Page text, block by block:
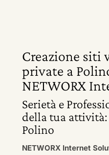
Creazione siti
private a
NETWORX
Serietà e
della tua attività:
Polino
NETWORX Internet